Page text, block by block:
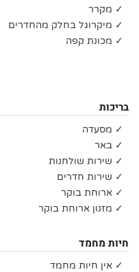
✓ מקרר
✓ מיקרוגל בחלק מהחדרים
✓ מכונת קפה
בריכות
✓ מסעדה
✓ באר
✓ שירות שולחנות
✓ שירות חדרים
✓ ארוחת בוקר
✓ מזנון ארוחת בוקר
חיות מחמד
✓ אין חיות מחמד